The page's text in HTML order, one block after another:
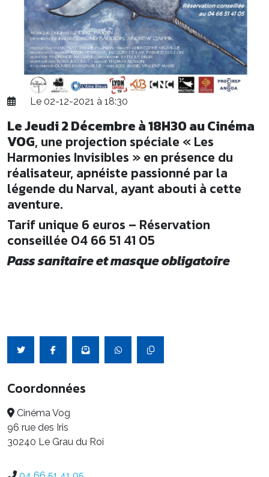
Le 02-12-2021 à 18:30
Le Jeudi 2 Décembre à 18H30 au Cinéma
VOG, une projection spéciale « Les
Harmonies Invisibles » en présence du
réalisateur, apnéiste passionné par la
légende du Narval, ayant abouti à cette
aventure.
Tarif unique 6 euros – Réservation
conseillée 04 66 51 41 05
Pass sanitaire et masque obligatoire
Coordonnées
Cinéma Vog
96 rue des Iris
30240 Le Grau du Roi